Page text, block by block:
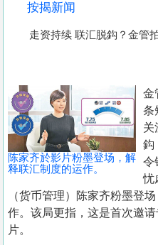
置
业
手
册
关
於
我
按揭新闻
走资持续 联汇脱鈎？金管
陈家齐於影片粉墨登场，解
释联汇制度的运作。
金
条
关
鈎
令
忧
（货币管理）陈家齐粉墨登
作。该局更指，这是首次邀
片。